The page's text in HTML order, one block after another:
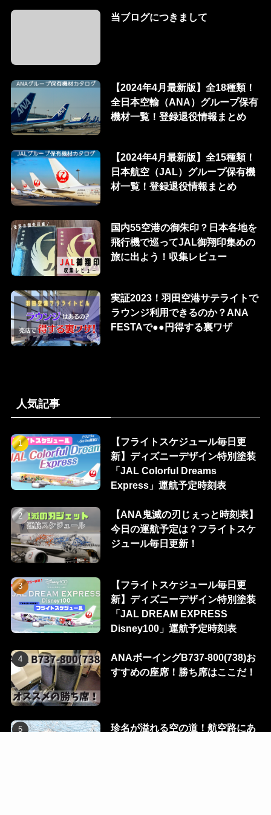
当ブログにつきまして
【2024年4月最新版】全18種類！
全日本空輸（ANA）グループ保有
機材一覧！登録退役情報まとめ
【2024年4月最新版】全15種類！
日本航空（JAL）グループ保有機
材一覧！登録退役情報まとめ
国内55空港の御朱印？日本各地を
飛行機で巡ってJAL御翔印集めの
旅に出よう！収集レビュー
実証2023！羽田空港サテライトで
ラウンジ利用できるのか？ANA
FESTAで●●円得する裏ワザ
人気記事
【フライトスケジュール毎日更
新】ディズニーデザイン特別塗装
「JAL Colorful Dreams
Express」運航予定時刻表
【ANA鬼滅の刃じぇっと時刻表】
今日の運航予定は？フライトスケ
ジュール毎日更新！
【フライトスケジュール毎日更
新】ディズニーデザイン特別塗装
「JAL DREAM EXPRESS
Disney100」運航予定時刻表
ANAボーイングB737-800(738)お
すすめの座席！勝ち席はここだ！
珍名が溢れる空の道！航空路にあ